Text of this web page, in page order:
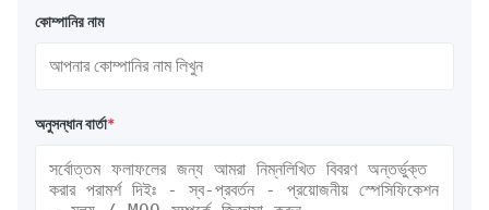
কোম্পানির নাম
অনুসন্ধান বার্তা*